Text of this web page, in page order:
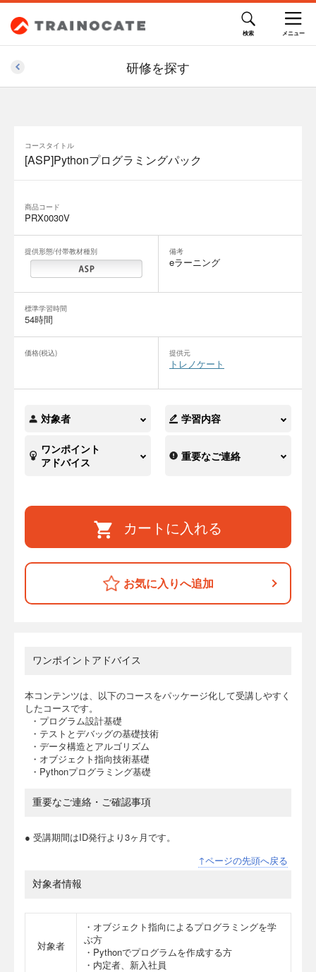
研修を探す
コースタイトル
[ASP]Pythonプログラミングパック
商品コード
PRX0030V
提供形態/付帯教材種別 備考
eラーニング
標準学習時間
54時間
価格(税込)
58,300円(税込)
提供元
トレノケート
対象者 学習内容
ワンポイント
アドバイス
重要なご連絡
カートに入れる
お気に入りへ追加
ワンポイントアドバイス
本コンテンツは、以下のコースをパッケージ化して受講しやすく
したコースです。
・プログラム設計基礎
・テストとデバッグの基礎技術
・データ構造とアルゴリズム
・オブジェクト指向技術基礎
・Pythonプログラミング基礎
重要なご連絡・ご確認事項
● 受講期間はID発行より3ヶ月です。
↑ページの先頭へ戻る
対象者情報
対象者
・オブジェクト指向によるプログラミングを学
ぶ方
・Pythonでプログラムを作成する方
・内定者、新入社員